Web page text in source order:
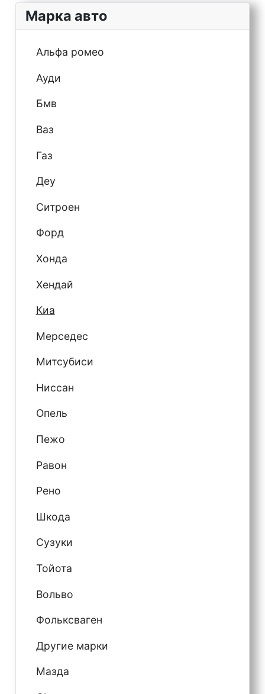
Марка авто
Альфа ромео
Ауди
Бмв
Ваз
Газ
Деу
Ситроен
Форд
Хонда
Хендай
Киа
Мерседес
Митсубиси
Ниссан
Опель
Пежо
Равон
Рено
Шкода
Сузуки
Тойота
Вольво
Фольксваген
Другие марки
Мазда